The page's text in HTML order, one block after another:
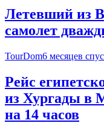
Летевший из
самолет
TourDom6 месяцев
Рейс
из Хургады в
на 14 часов